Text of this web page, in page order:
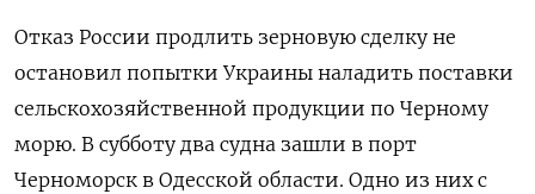
Отказ России продлить зерновую сделку не
остановил попытки Украины наладить поставки
сельскохозяйственной продукции по Черному
морю. В субботу два судна зашли в порт
Черноморск в Одесской области. Одно из них с